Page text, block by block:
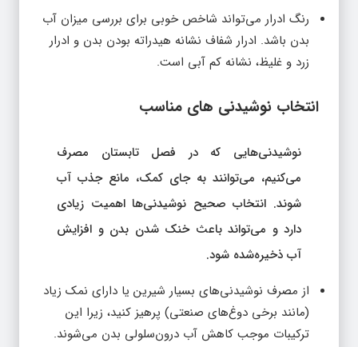
رنگ ادرار می‌تواند شاخص خوبی برای بررسی میزان آب
بدن باشد. ادرار شفاف نشانه هیدراته بودن بدن و ادرار
زرد و غلیظ، نشانه کم آبی است.
انتخاب نوشیدنی‌ های مناسب
نوشیدنی‌هایی که در فصل تابستان مصرف
می‌کنیم، می‌توانند به جای کمک، مانع جذب آب
شوند. انتخاب صحیح نوشیدنی‌ها اهمیت زیادی
دارد و می‌تواند باعث خنک شدن بدن و افزایش
آب ذخیره‌شده شود.
از مصرف نوشیدنی‌های بسیار شیرین یا دارای نمک زیاد
(مانند برخی دوغ‌های صنعتی) پرهیز کنید، زیرا این
ترکیبات موجب کاهش آب درون‌سلولی بدن می‌شوند.